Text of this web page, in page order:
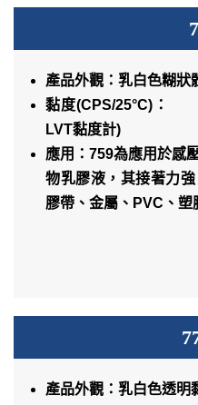
產品外觀：乳白色糊狀
黏度(CPS/
LVT黏度計)
應用：759為應用於感
物乳膠液，其接著力
膠帶、金屬、PVC、塑
產品外觀：乳白色透明